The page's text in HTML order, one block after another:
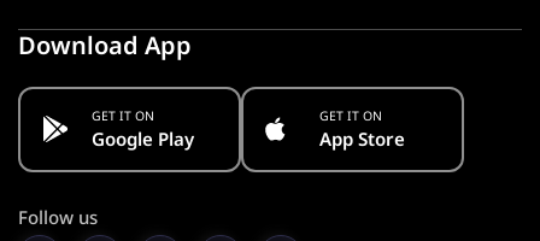
Download App
GET IT ON
Google Play
GET IT ON
App Store
Follow us